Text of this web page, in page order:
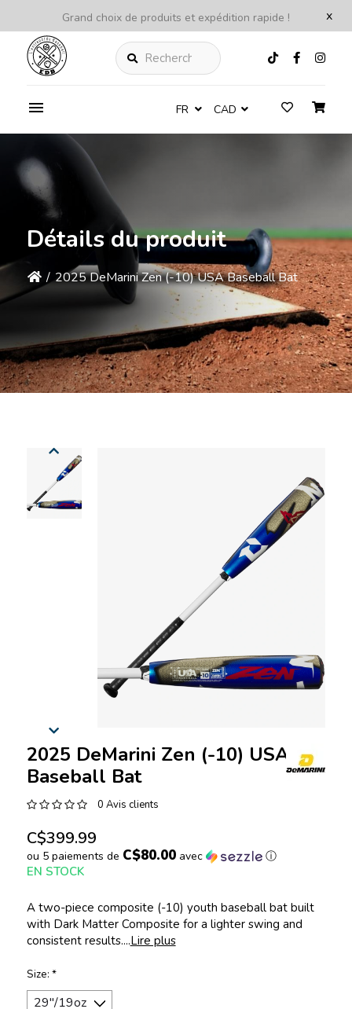
x
Grand choix de produits et expédition rapide !
Rechercher
FR CAD
Détails du produit
/ 2025 DeMarini Zen (-10) USA Baseball Bat
2025 DeMarini Zen (-10) USA
Baseball Bat
0 Avis clients
C$399.99
ou 5 paiements de C$80.00avec ⓘ
EN STOCK
A two-piece composite (-10) youth baseball bat built
with Dark Matter Composite for a lighter swing and
consistent results....Lire plus
Size: *